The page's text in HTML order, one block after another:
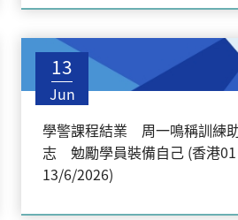
13
Jun
學警課程結業 周一鳴稱訓練
志 勉勵學員裝備自己 (香港01
13/6/2026)